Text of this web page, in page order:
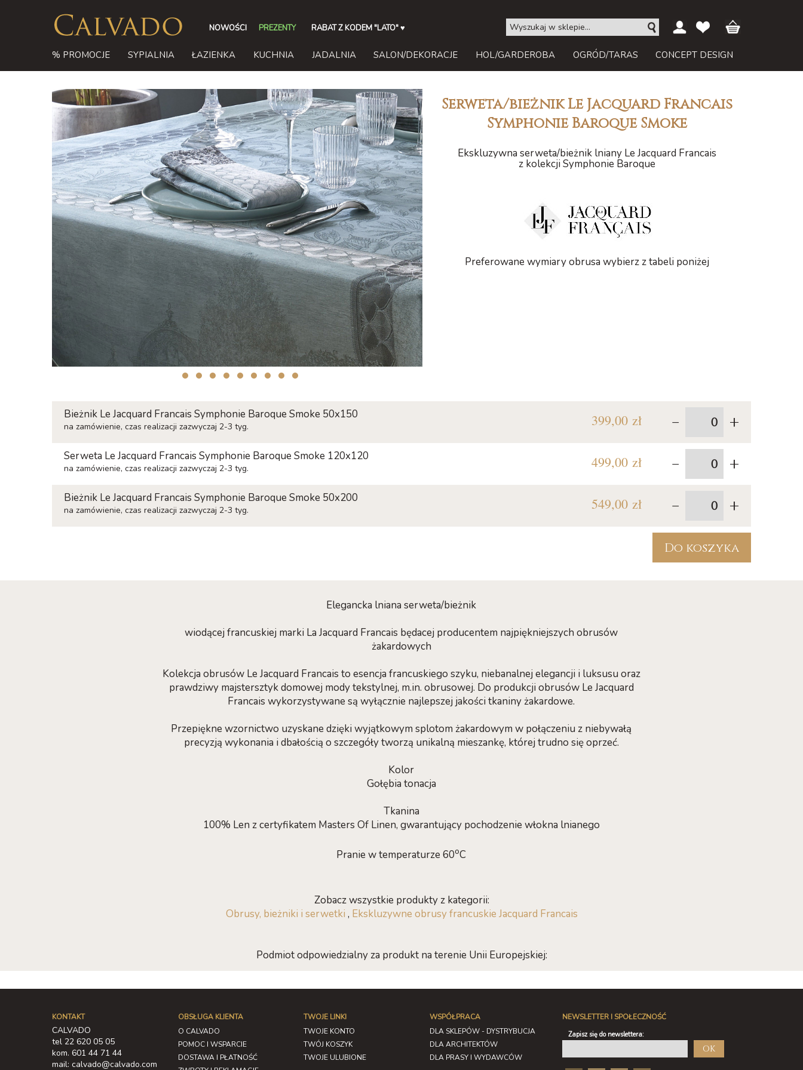
NOWOŚCI PREZENTY RABAT Z KODEM "LATO"♥
% PROMOCJE SYPIALNIA ŁAZIENKA KUCHNIA JADALNIA SALON/DEKORACJE HOL/GARDEROBA OGRÓD/TARAS CONCEPT DESIGN
Serweta/bieżnik Le Jacquard Francais
Symphonie Baroque Smoke
Ekskluzywna serweta/bieżnik lniany Le Jacquard Francais
z kolekcji Symphonie Baroque
Preferowane wymiary obrusa wybierz z tabeli poniżej
Bieżnik Le Jacquard Francais Symphonie Baroque Smoke 50x150
na zamówienie, czas realizacji zazwyczaj 2-3 tyg. 399,00 zł - +
Serweta Le Jacquard Francais Symphonie Baroque Smoke 120x120
na zamówienie, czas realizacji zazwyczaj 2-3 tyg. 499,00 zł - +
Bieżnik Le Jacquard Francais Symphonie Baroque Smoke 50x200
na zamówienie, czas realizacji zazwyczaj 2-3 tyg. 549,00 zł - +
Do koszyka
Elegancka lniana serweta/bieżnik
wiodącej francuskiej marki La Jacquard Francais będacej producentem najpiękniejszych obrusów
żakardowych
Kolekcja obrusów Le Jacquard Francais to esencja francuskiego szyku, niebanalnej elegancji i luksusu oraz
prawdziwy majstersztyk domowej mody tekstylnej, m.in. obrusowej. Do produkcji obrusów Le Jacquard
Francais wykorzystywane są wyłącznie najlepszej jakości tkaniny żakardowe.
Przepiękne wzornictwo uzyskane dzięki wyjątkowym splotom żakardowym w połączeniu z niebywałą
precyzją wykonania i dbałością o szczegóły tworzą unikalną mieszankę, której trudno się oprzeć.
Kolor
Gołębia tonacja
Tkanina
100% Len z certyfikatem Masters Of Linen, gwarantujący pochodzenie włokna lnianego
Pranie w temperaturze 60oC
Zobacz wszystkie produkty z kategorii:
Obrusy, bieżniki i serwetki , Ekskluzywne obrusy francuskie Jacquard Francais
Podmiot odpowiedzialny za produkt na terenie Unii Europejskiej:
KONTAKT
CALVADO
tel 22 620 05 05
kom. 601 44 71 44
mail: calvado@calvado.com
OBSŁUGA KLIENTA
O CALVADO
POMOC I WSPARCIE
DOSTAWA I PŁATNOŚĆ
TWOJE LINKI
TWOJE KONTO
TWÓJ KOSZYK
TWOJE ULUBIONE
WSPÓŁPRACA
DLA SKLEPÓW - DYSTRYBUCJA
DLA ARCHITEKTÓW
DLA PRASY I WYDAWCÓW
NEWSLETTER I SPOŁECZNOŚĆ
Zapisz się do newslettera:
OK